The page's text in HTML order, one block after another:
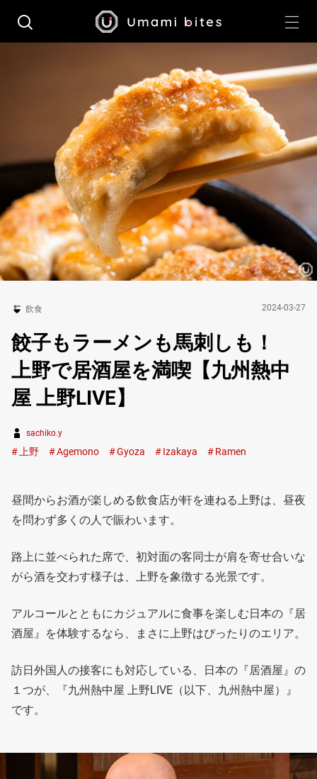
飲食 2024-03-27
餃子もラーメンも馬刺しも！
上野で居酒屋を満喫【九州熱中
屋 上野LIVE】
sachiko.y
上野 Agemono Gyoza Izakaya Ramen
昼間からお酒が楽しめる飲食店が軒を連ねる上野は、昼夜
を問わず多くの人で賑わいます。
路上に並べられた席で、初対面の客同士が肩を寄せ合いな
がら酒を交わす様子は、上野を象徴する光景です。
アルコールとともにカジュアルに食事を楽しむ日本の『居
酒屋』を体験するなら、まさに上野はぴったりのエリア。
訪日外国人の接客にも対応している、日本の『居酒屋』の
１つが、『九州熱中屋 上野LIVE（以下、九州熱中屋）』
です。